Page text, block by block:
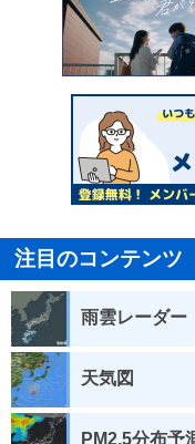
注目のコンテンツ
雨雲レーダー
天気図
PM2.5分布予